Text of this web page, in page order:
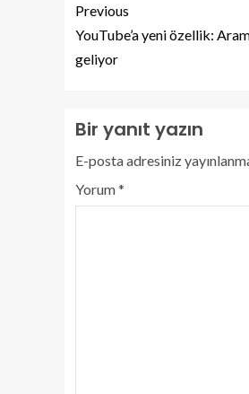
Previous
YouTube’a yeni özellik:
geliyor
Bir yanıt yazın
E-posta adresiniz
Yorum*